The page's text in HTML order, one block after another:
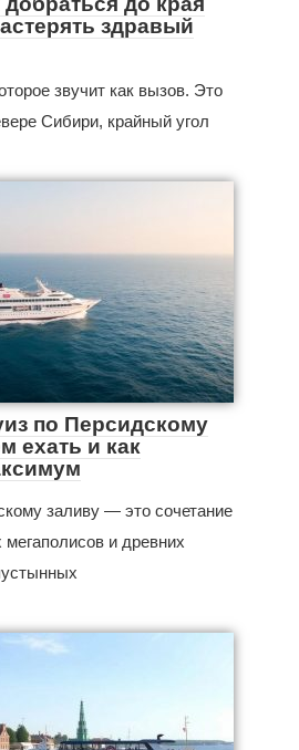
здравый
звучит как вызов. Это
Сибири, крайный угол
по Персидскому
ехать и как
заливу — это сочетание
и древних